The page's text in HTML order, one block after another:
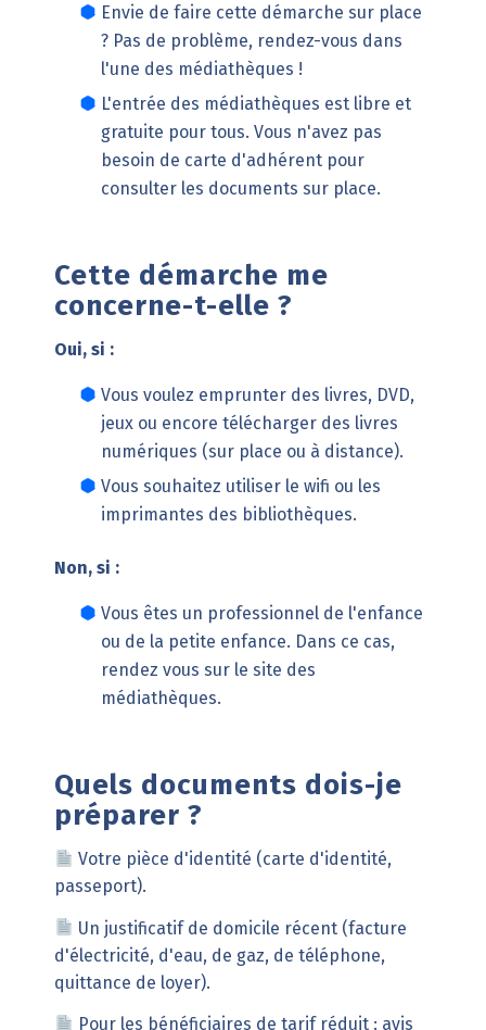
Envie de faire cette démarche sur place
? Pas de problème, rendez-vous dans
l'une des médiathèques !
L'entrée des médiathèques est libre et
gratuite pour tous. Vous n'avez pas
besoin de carte d'adhérent pour
consulter les documents sur place.
Cette démarche me
concerne-t-elle ?
Oui, si :
Vous voulez emprunter des livres, DVD,
jeux ou encore télécharger des livres
numériques (sur place ou à distance).
Vous souhaitez utiliser le wifi ou les
imprimantes des bibliothèques.
Non, si :
Vous êtes un professionnel de l'enfance
ou de la petite enfance. Dans ce cas,
rendez vous sur le site des
médiathèques.
Quels documents dois-je
préparer ?
Votre pièce d'identité (carte d'identité,
passeport).
Un justificatif de domicile récent (facture
d'électricité, d'eau, de gaz, de téléphone,
quittance de loyer).
Pour les bénéficiaires de tarif réduit : avis